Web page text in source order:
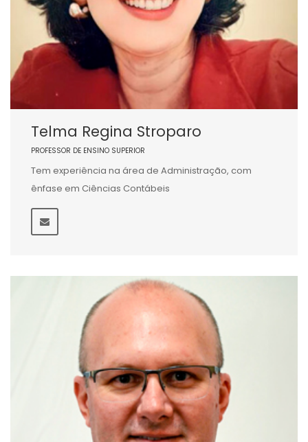
Telma Regina Stroparo
PROFESSOR DE ENSINO SUPERIOR
Tem experiência na área de Administração, com
ênfase em Ciências Contábeis